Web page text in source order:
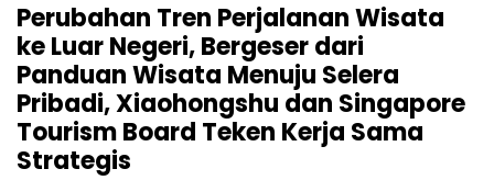
Perubahan Tren Perjalanan Wisata
ke Luar Negeri, Bergeser dari
Panduan Wisata Menuju Selera
Pribadi, Xiaohongshu dan Singapore
Tourism Board Teken Kerja Sama
Strategis